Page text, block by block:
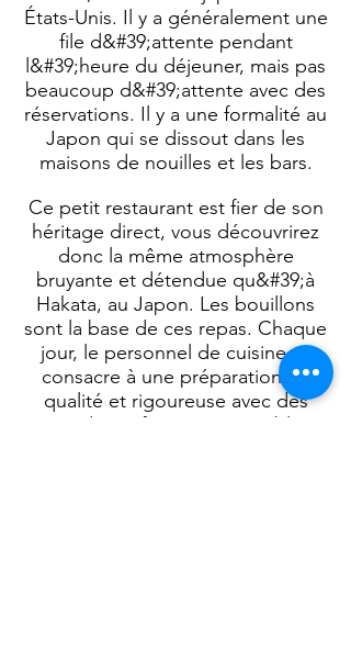
États-Unis. Il y a généralement une
file d&#39;attente pendant
l&#39;heure du déjeuner, mais pas
beaucoup d&#39;attente avec des
réservations. Il y a une formalité au
Japon qui se dissout dans les
maisons de nouilles et les bars.
Ce petit restaurant est fier de son
héritage direct, vous découvrirez
donc la même atmosphère
bruyante et détendue qu&#39;à
Hakata, au Japon. Les bouillons
sont la base de ces repas. Chaque
jour, le personnel de cuisine se
consacre à une préparation de
qualité et rigoureuse avec des
ingrédients frais. N&#39;oubliez